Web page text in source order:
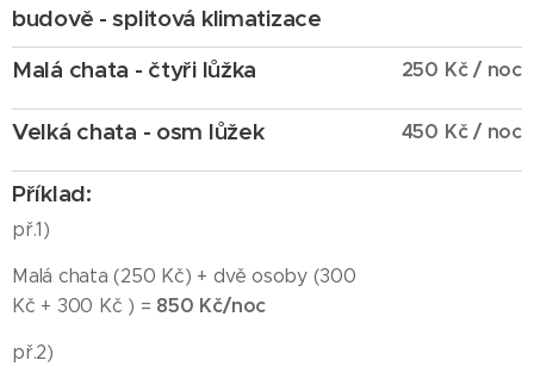
budově - splitová klimatizace
Malá chata - čtyři lůžka 250 Kč/ noc
Velká chata - osm lůžek 450 Kč/ noc
Příklad:
př.1)
Malá chata (250 Kč) + dvě osoby (300
Kč + 300 Kč ) = 850 Kč/noc
př.2)